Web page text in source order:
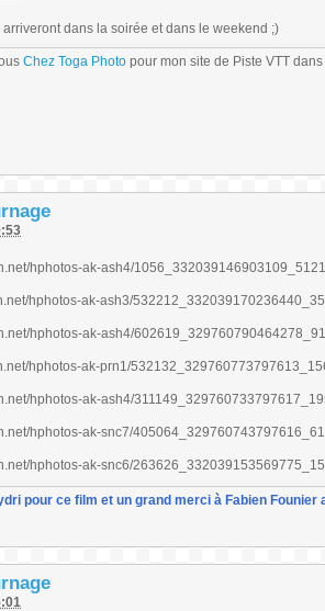
dans la soirée et dans le weekend ;)
Chez Toga Photo pour mon site de Piste VTT
pour ce film et un grand merci à Fabien